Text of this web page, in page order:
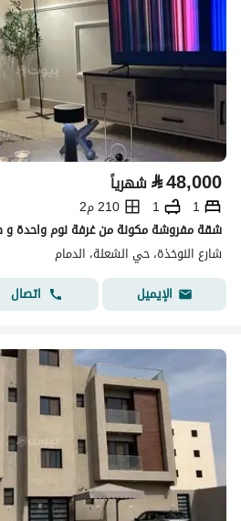
⃁48,000 شهرياً
1
1
210 م2
شارع النوخذة، حي الشعلة، الدمام
الإيميل
اتصال